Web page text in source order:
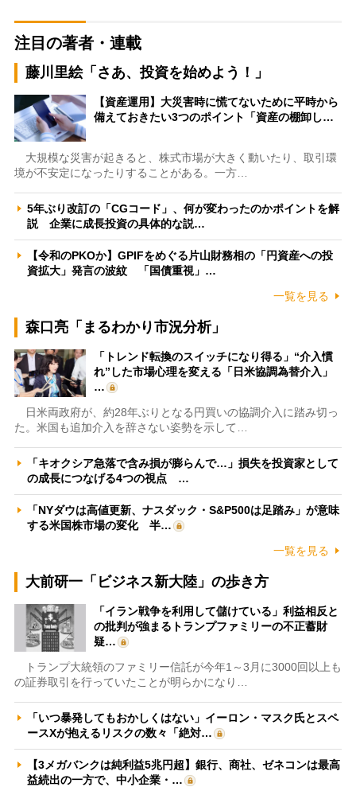
注目の著者・連載
藤川里絵「さあ、投資を始めよう！」
【資産運用】大災害時に慌てないために平時から
備えておきたい3つのポイント「資産の棚卸し…
大規模な災害が起きると、株式市場が大きく動いたり、取引環
境が不安定になったりすることがある。一方…
5年ぶり改訂の「CGコード」、何が変わったのかポイントを解
説 企業に成長投資の具体的な説…
【令和のPKOか】GPIFをめぐる片山財務相の「円資産への投
資拡大」発言の波紋 「国債重視」…
一覧を見る
森口亮「まるわかり市況分析」
「トレンド転換のスイッチになり得る」“介入慣
れ”した市場心理を変える「日米協調為替介入」
…
日米両政府が、約28年ぶりとなる円買いの協調介入に踏み切っ
た。米国も追加介入を辞さない姿勢を示して…
「キオクシア急落で含み損が膨らんで…」損失を投資家として
の成長につなげる4つの視点 …
「NYダウは高値更新、ナスダック・S&P500は足踏み」が意味
する米国株市場の変化 半…
一覧を見る
大前研一「ビジネス新大陸」の歩き方
「イラン戦争を利用して儲けている」利益相反と
の批判が強まるトランプファミリーの不正蓄財
疑…
トランプ大統領のファミリー信託が今年1～3月に3000回以上も
の証券取引を行っていたことが明らかになり…
「いつ暴発してもおかしくはない」イーロン・マスク氏とスペ
ースXが抱えるリスクの数々「絶対…
【3メガバンクは純利益5兆円超】銀行、商社、ゼネコンは最高
益続出の一方で、中小企業・…